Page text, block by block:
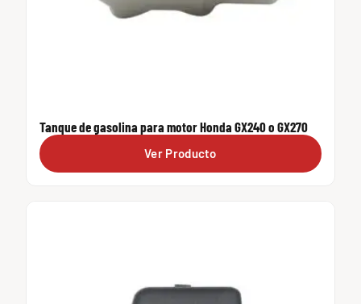
Tanque de gasolina para motor Honda GX240 o GX270
Ver Producto